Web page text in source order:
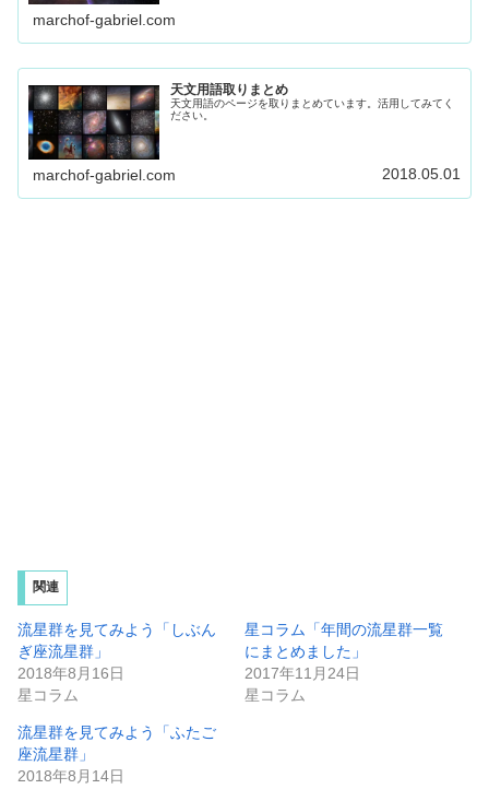
marchof-gabriel.com
天文用語取りまとめ
天文用語のページを取りまとめています。活用してみてく
ださい。
marchof-gabriel.com 2018.05.01
関連
流星群を見てみよう「しぶん
ぎ座流星群」
2018年8月16日
星コラム
星コラム「年間の流星群一覧
にまとめました」
2017年11月24日
星コラム
流星群を見てみよう「ふたご
座流星群」
2018年8月14日